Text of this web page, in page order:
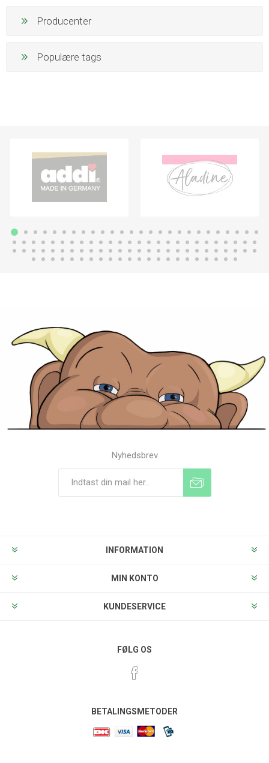
Producenter
Populære tags
Nyhedsbrev
INFORMATION
MIN KONTO
KUNDESERVICE
FØLG OS
BETALINGSMETODER